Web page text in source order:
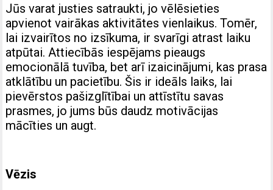
Jūs varat justies satraukti, jo vēlēsieties
apvienot vairākas aktivitātes vienlaikus. Tomēr,
lai izvairītos no izsīkuma, ir svarīgi atrast laiku
atpūtai. Attiecībās iespējams pieaugs
emocionālā tuvība, bet arī izaicinājumi, kas prasa
atklātību un pacietību. Šis ir ideāls laiks, lai
pievērstos pašizglītībai un attīstītu savas
prasmes, jo jums būs daudz motivācijas
mācīties un augt.
Vēzis